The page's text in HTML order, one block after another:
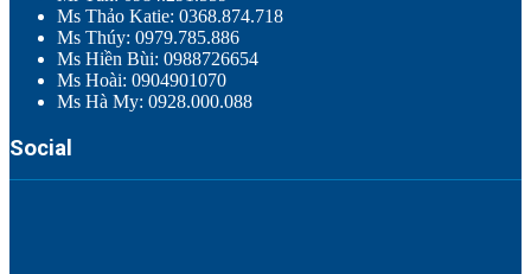
Ms Thảo Katie: 0368.874.718
Ms Thúy: 0979.785.886
Ms Hiền Bùi: 0988726654
Ms Hoài: 0904901070
Ms Hà My: 0928.000.088
Social